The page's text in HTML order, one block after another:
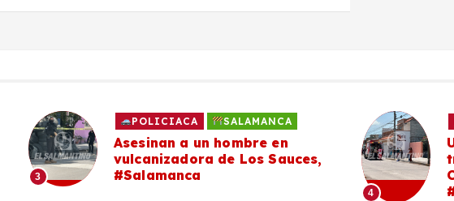
3
POLICIACA SALAMANCA
Asesinan a un hombre en
vulcanizadora de Los Sauces,
#Salamanca
4